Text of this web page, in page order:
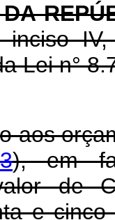
Lei n°
aos
), em
de
e